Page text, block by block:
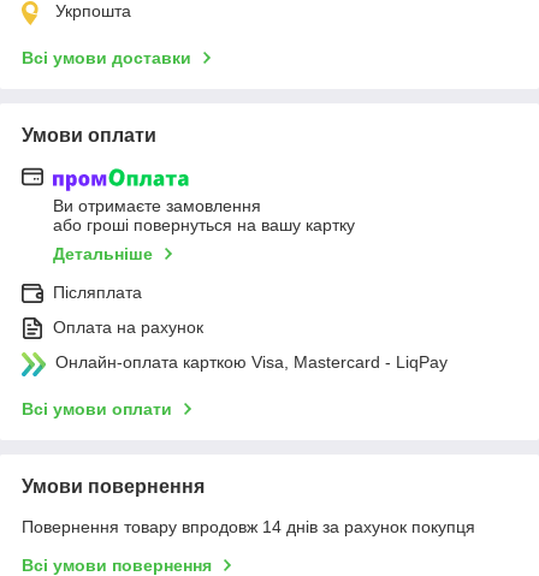
Укрпошта
Всі умови доставки
Умови оплати
Ви отримаєте замовлення
або гроші повернуться на вашу картку
Детальніше
Післяплата
Оплата на рахунок
Онлайн-оплата карткою Visa, Mastercard - LiqPay
Всі умови оплати
Умови повернення
Повернення товару впродовж 14 днів за рахунок покупця
Всі умови повернення